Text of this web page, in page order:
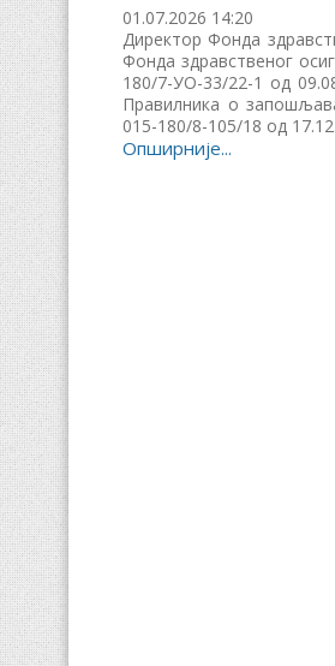
01.07.2026 14:20
Директор Фонда
Фонда здравственог
180/7-УО-33/22-1 од
Правилника о
015-180/8-105/18 од
Опширније...